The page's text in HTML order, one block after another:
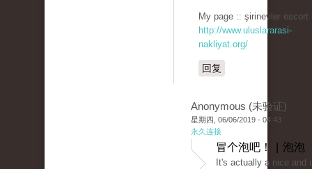
My page :: şirinevler escort
http://www.uluslararasi-
nakliyat.org/
回复
Anonymous (未验证)
星期四, 06/06/2019 - 04:43
永久连接
冒个泡吧！ | 泡泡
It's actually a nice and